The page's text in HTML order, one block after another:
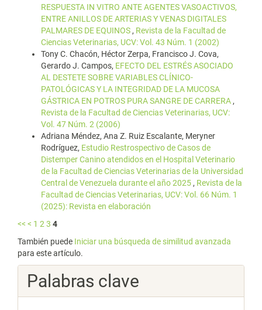
RESPUESTA IN VITRO ANTE AGENTES VASOACTIVOS,
ENTRE ANILLOS DE ARTERIAS Y VENAS DIGITALES
PALMARES DE EQUINOS , Revista de la Facultad de
Ciencias Veterinarias, UCV: Vol. 43 Núm. 1 (2002)
Tony C. Chacón, Héctor Zerpa, Francisco J. Cova,
Gerardo J. Campos, EFECTO DEL ESTRÉS ASOCIADO
AL DESTETE SOBRE VARIABLES CLÍNICO-
PATOLÓGICAS Y LA INTEGRIDAD DE LA MUCOSA
GÁSTRICA EN POTROS PURA SANGRE DE CARRERA ,
Revista de la Facultad de Ciencias Veterinarias, UCV:
Vol. 47 Núm. 2 (2006)
Adriana Méndez, Ana Z. Ruiz Escalante, Meryner
Rodríguez, Estudio Restrospectivo de Casos de
Distemper Canino atendidos en el Hospital Veterinario
de la Facultad de Ciencias Veterinarias de la Universidad
Central de Venezuela durante el año 2025 , Revista de la
Facultad de Ciencias Veterinarias, UCV: Vol. 66 Núm. 1
(2025): Revista en elaboración
<< < 1 2 3 4
También puede Iniciar una búsqueda de similitud avanzada
para este artículo.
Palabras clave